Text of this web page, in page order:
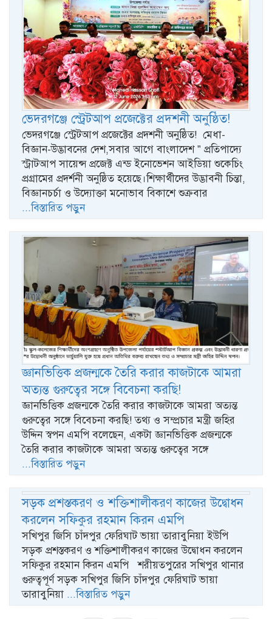
ভেদরগঞ্জে স্ট্রেটআপ প্রজেক্টের প্রদশনী অনুষ্ঠিত!
ভেদরগঞ্জে স্ট্রেটআপ প্রজেক্টের প্রদশনী অনুষ্ঠিত! মেধা-
বিজ্ঞান-উদ্ভাবনের দেশ,সবার আগে বাংলাদেশ ” প্রতিপাদ্যে
স্ট্রাটআপ সায়েন্স প্রজেক্ট এন্ড ইনোভেশন আইডিয়া শুকেচিং
প্রগ্রামের প্রদর্শনী অনুষ্ঠিত হয়েছে।শিক্ষার্থীদের উদ্ভাবনী চিন্তা,
বিজ্ঞানচর্চা ও উদ্যোক্তা মনোভাব বিকাশে শুক্রবার
...বিস্তারিত পড়ুন
জ্ঞানভিত্তিক প্রজন্মকে তৈরি করার কাজটাকে আমরা
অত্যন্ত গুরুত্বের সঙ্গে বিবেচনা করছি!
জ্ঞানভিত্তিক প্রজন্মকে তৈরি করার কাজটাকে আমরা অত্যন্ত
গুরুত্বের সঙ্গে বিবেচনা করছি! তথ্য ও সম্প্রচার মন্ত্রী জহির
উদ্দিন স্বপন এমপি বলেছেন, একটা জ্ঞানভিত্তিক প্রজন্মকে
তৈরি করার কাজটাকে আমরা অত্যন্ত গুরুত্বের সঙ্গে
...বিস্তারিত পড়ুন
সড়ক প্রশস্তকরণ ও শক্তিশালীকরণ কাজের উদ্বোধন
করলেন সফিকুর রহমান কিরন এমপি
সখিপুর জিসি চাঁদপুর ফেরিঘাট ভায়া তারাবুনিয়া ইউপি
সড়ক প্রশস্তকরণ ও শক্তিশালীকরণ কাজের উদ্বোধন করলেন
সফিকুর রহমান কিরন এমপি শরীয়তপুরের সখিপুর থানার
গুরুত্বপূর্ণ সড়ক সখিপুর জিসি চাঁদপুর ফেরিঘাট ভায়া
তারাবুনিয়া ...বিস্তারিত পড়ুন